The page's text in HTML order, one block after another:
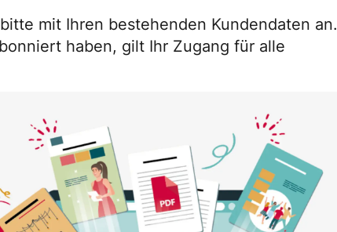
mit Ihren bestehenden Kundendaten an.
haben, gilt Ihr Zugang für alle